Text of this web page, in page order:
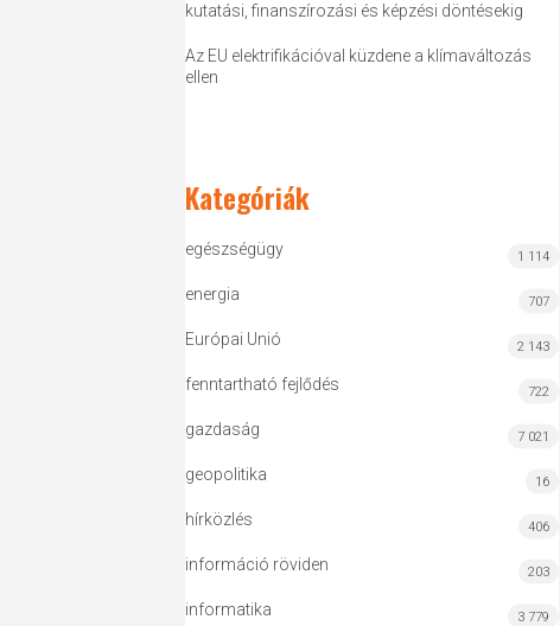
kutatási, finanszírozási és képzési döntésekig
Az EU elektrifikációval küzdene a klímaváltozás
ellen
Kategóriák
egészségügy 1 114
energia 707
Európai Unió 2 143
fenntartható fejlődés 722
gazdaság 7 021
geopolitika 16
hírközlés 406
információ röviden 203
informatika 3 779